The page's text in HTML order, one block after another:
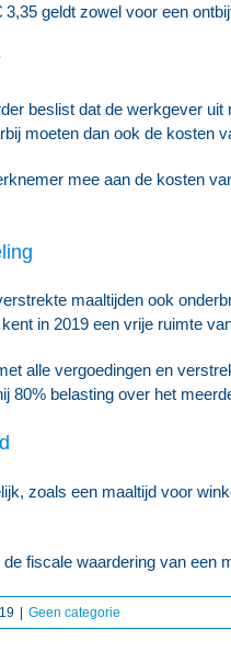
geldt zowel voor een
beslist dat de werkgever
moeten dan ook de kosten
mee aan de kosten
maaltijden ook
in 2019 een vrije ruimte
alle vergoedingen en
80% belasting over het
zoals een maaltijd voor
fiscale waardering van een
Geen categorie